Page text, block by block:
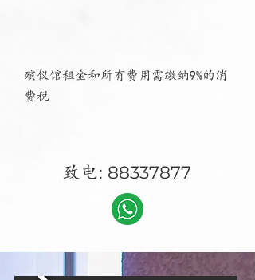
殡仪 馆租金和所有费用需缴纳9%的消
费税
致电: 88337877